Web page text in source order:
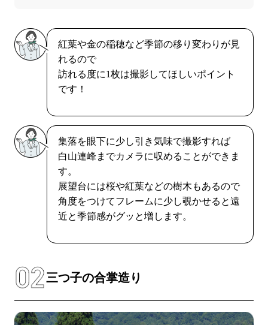
紅葉や金の稲穂など季節の移り変わりが見
れるので
訪れる度に1枚は撮影してほしいポイント
です！
集落を眼下に少し引き気味で撮影すれば
白山連峰までカメラに収めることができま
す。
展望台には桜や紅葉などの樹木もあるので
角度をつけてフレームに少し覗かせると遠
近と季節感がグッと増します。
三つ子の合掌造り